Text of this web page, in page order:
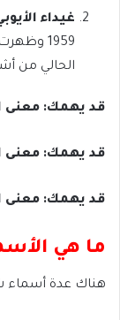
غيداء
1959
الحالي من
قد يهمك: معنى
قد يهمك: معنى
قد يهمك: معنى
ما هي
هناك عدة أسماء